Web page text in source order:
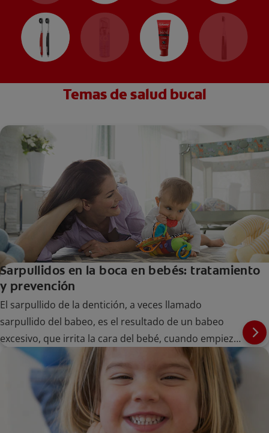
Temas de salud bucal
Sarpullidos en la boca en bebés: tratamiento
y prevención
El sarpullido de la dentición, a veces llamado
sarpullido del babeo, es el resultado de un babeo
excesivo, que irrita la cara del bebé, cuando empiezan
a salirle los dientes